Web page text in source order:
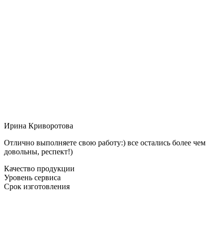
Ирина Криворотова
Отлично выполняете свою работу:) все остались более чем
довольны, респект!)
Качество продукции
Уровень сервиса
Срок изготовления